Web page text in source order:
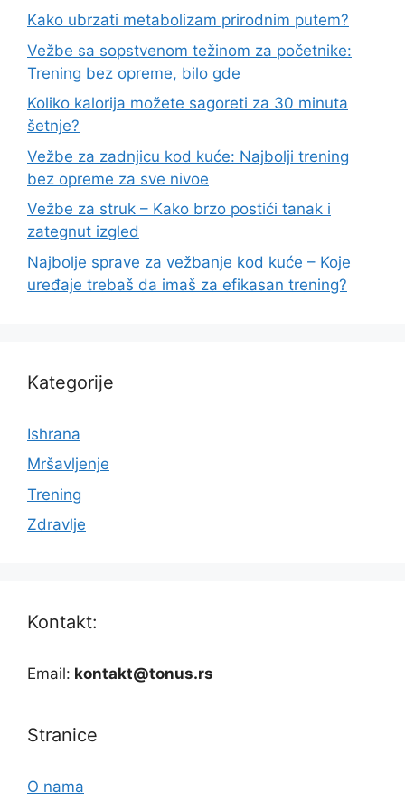
Kako ubrzati metabolizam prirodnim putem?
Vežbe sa sopstvenom težinom za početnike:
Trening bez opreme, bilo gde
Koliko kalorija možete sagoreti za 30 minuta
šetnje?
Vežbe za zadnjicu kod kuće: Najbolji trening
bez opreme za sve nivoe
Vežbe za struk – Kako brzo postići tanak i
zategnut izgled
Najbolje sprave za vežbanje kod kuće – Koje
uređaje trebaš da imaš za efikasan trening?
Kategorije
Ishrana
Mršavljenje
Trening
Zdravlje
Kontakt:
Email: kontakt@tonus.rs
Stranice
O nama